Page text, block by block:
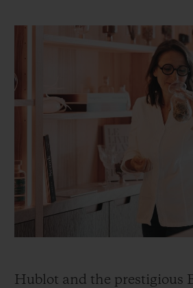
Hublot and the prestigious
익스클루시브 서비스
휴블로티스타 및 연장 보증